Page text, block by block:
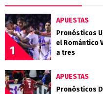
1
APUESTAS
Pronósticos
el Romántico
a tres
APUESTAS
Pronósticos